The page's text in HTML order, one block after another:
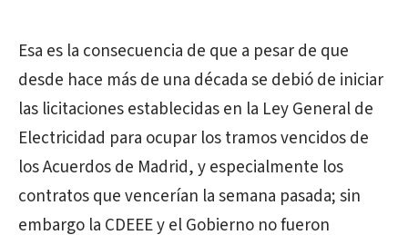
Esa es la consecuencia de que a pesar de que
desde hace más de una década se debió de iniciar
las licitaciones establecidas en la Ley General de
Electricidad para ocupar los tramos vencidos de
los Acuerdos de Madrid, y especialmente los
contratos que vencerían la semana pasada; sin
embargo la CDEEE y el Gobierno no fueron